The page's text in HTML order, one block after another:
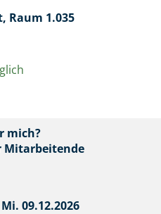
Raum 1.035
mich?
Mitarbeitende
Mi. 09.12.2026